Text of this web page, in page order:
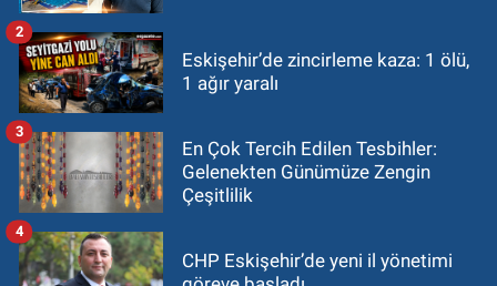
Eskişehir’de zincirleme kaza: 1 ölü,
1 ağır yaralı
2
En Çok Tercih Edilen Tesbihler:
Gelenekten Günümüze Zengin
Çeşitlilik
3
CHP Eskişehir’de yeni il yönetimi
4